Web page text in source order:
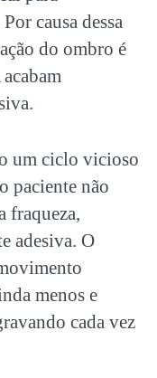
causa dessa
do ombro é
um ciclo vicioso
paciente não
fraqueza,
adesiva. O
menos e
cada vez